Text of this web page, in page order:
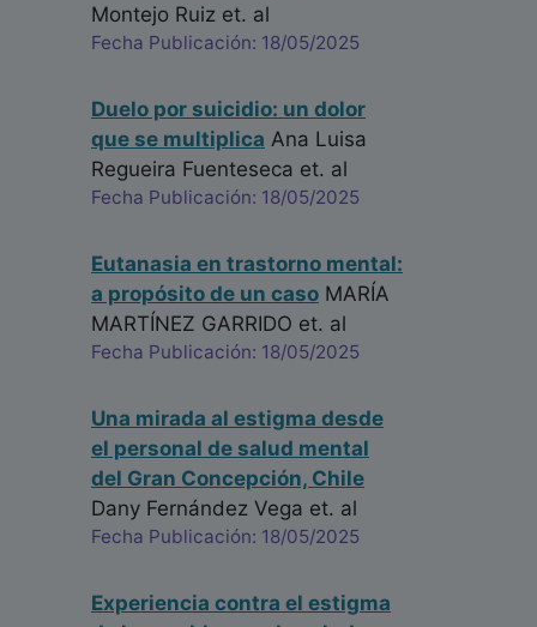
Montejo Ruiz et. al
Fecha Publicación: 18/05/2025
Duelo por suicidio: un dolor
que se multiplica Ana Luisa
Regueira Fuenteseca et. al
Fecha Publicación: 18/05/2025
Eutanasia en trastorno mental:
a propósito de un caso MARÍA
MARTÍNEZ GARRIDO et. al
Fecha Publicación: 18/05/2025
Una mirada al estigma desde
el personal de salud mental
del Gran Concepción, Chile
Dany Fernández Vega et. al
Fecha Publicación: 18/05/2025
Experiencia contra el estigma